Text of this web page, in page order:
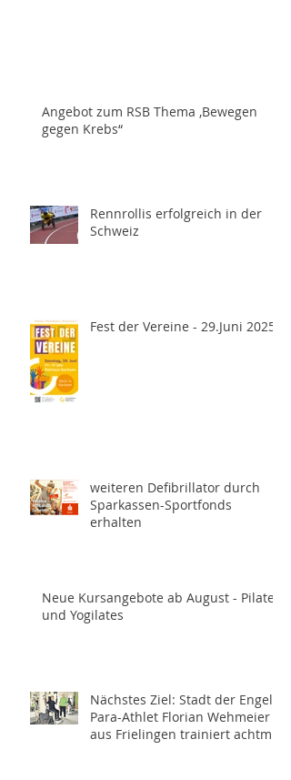
Angebot zum RSB Thema ,Bewegen
gegen Krebs“
Rennrollis erfolgreich in der
Schweiz
Fest der Vereine - 29.Juni 2025
weiteren Defibrillator durch
Sparkassen-Sportfonds
erhalten
Neue Kursangebote ab August - Pilates
und Yogilates
Nächstes Ziel: Stadt der Engel -
Para-Athlet Florian Wehmeier
aus Frielingen trainiert achtmal